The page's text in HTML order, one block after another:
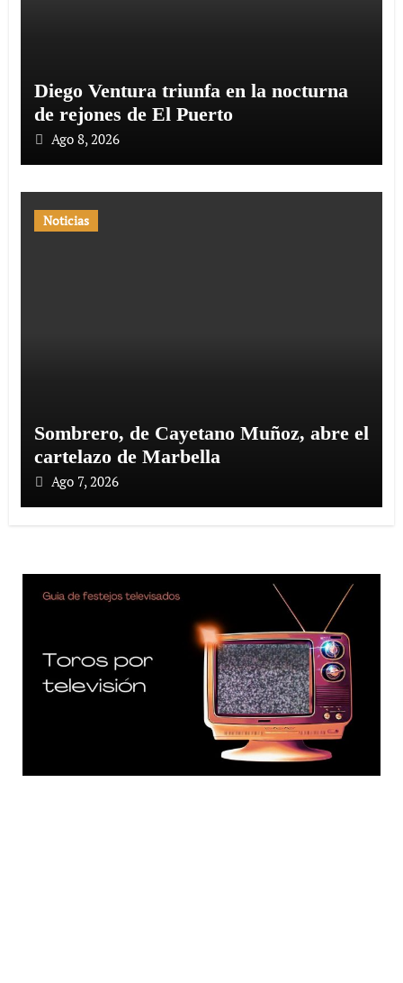
Diego Ventura triunfa en la nocturna
de rejones de El Puerto
Ago 8, 2026
Noticias
Sombrero, de Cayetano Muñoz, abre el
cartelazo de Marbella
Ago 7, 2026